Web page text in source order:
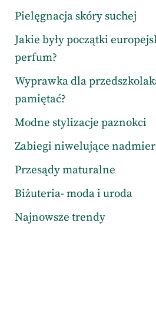
Pielęgnacja skóry suchej
Jakie były początki
perfum?
Wyprawka dla
pamiętać?
Modne stylizacje paznokci
Zabiegi niwelujące
Przesądy maturalne
Biżuteria- moda i uroda
Najnowsze trendy